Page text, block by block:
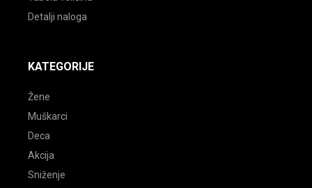
Detalji naloga
KATEGORIJE
Žene
Muškarci
Deca
Akcija
Sniženje